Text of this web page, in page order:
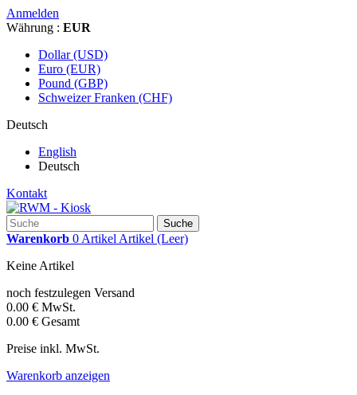
Anmelden
Währung : EUR
Dollar (USD)
Euro (EUR)
Pound (GBP)
Schweizer Franken (CHF)
Deutsch
English
Deutsch
Kontakt
Suche
Warenkorb 0 Artikel Artikel (Leer)
Keine Artikel
noch festzulegen Versand
0.00 € MwSt.
0.00 € Gesamt
Preise inkl. MwSt.
Warenkorb anzeigen